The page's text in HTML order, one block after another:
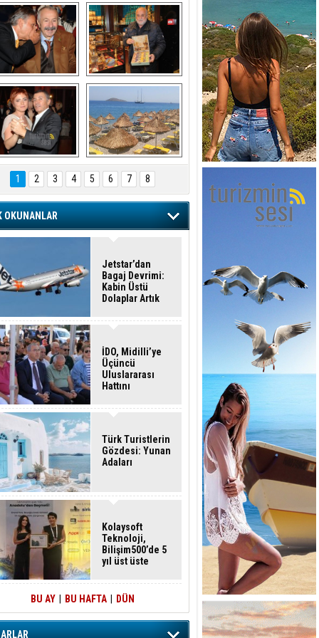
ULUSOY ve
BAĞLIKAYA
Avni Ongurlar ile
DEDEMAN
TATİL
1
2 3 4 5 6 7 8
OKUNANLAR
Jetstar’dan
Bagaj Devrimi:
Kabin Üstü
Dolaplar Artık
İDO, Midilli’ye
Üçüncü
Uluslararası
Hattını
Türk Turistlerin
Gözdesi: Yunan
Adaları
Kolaysoft
Teknoloji,
Bilişim500’de 5
yıl üst üste
BU AY BU HAFTA DÜN